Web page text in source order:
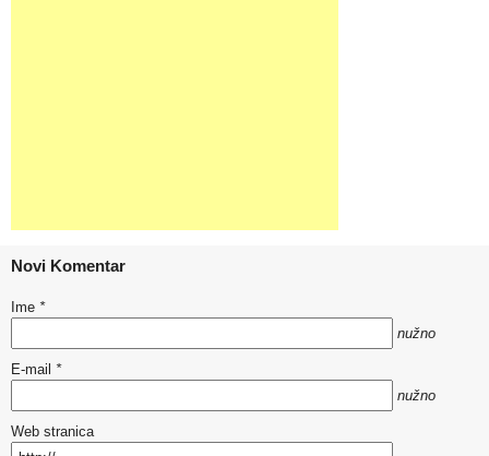
Novi Komentar
Ime *
nužno
E-mail *
nužno
Web stranica